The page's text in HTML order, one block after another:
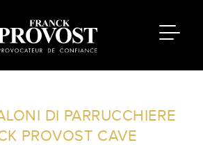
DI PARRUCCHIERE
PROVOST CAVE